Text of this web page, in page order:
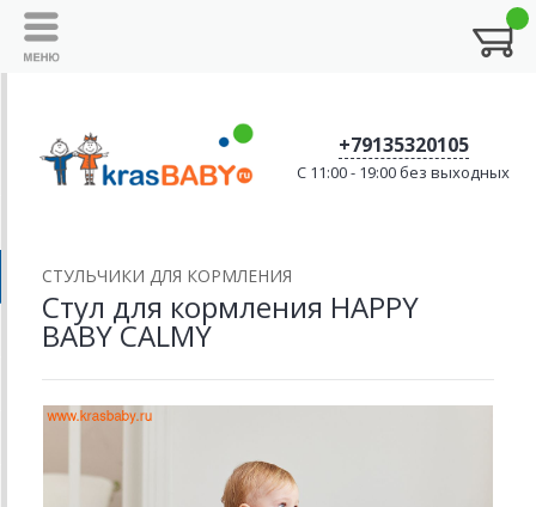
+79135320105
C 11:00 - 19:00 без выходных
CТУЛЬЧИКИ ДЛЯ КОРМЛЕНИЯ
Стул для кормления HAPPY
BABY CALMY